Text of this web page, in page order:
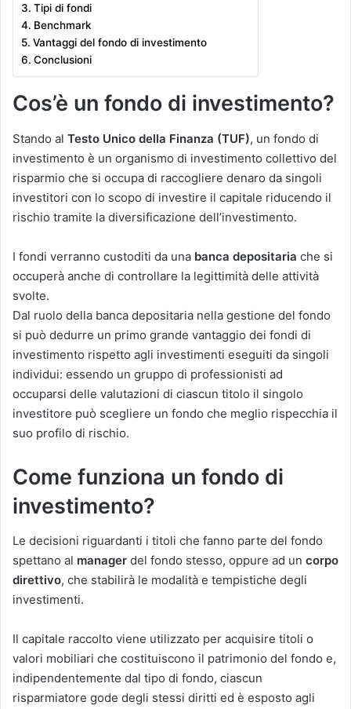
Tipi di fondi
Benchmark
Vantaggi del fondo di investimento
Conclusioni
Cos’è un fondo di investimento?
Stando al Testo Unico della Finanza (TUF), un fondo di
investimento è un organismo di investimento collettivo del
risparmio che si occupa di raccogliere denaro da singoli
investitori con lo scopo di investire il capitale riducendo il
rischio tramite la diversificazione dell’investimento.
I fondi verranno custoditi da una banca depositaria che si
occuperà anche di controllare la legittimità delle attività
svolte.
Dal ruolo della banca depositaria nella gestione del fondo
si può dedurre un primo grande vantaggio dei fondi di
investimento rispetto agli investimenti eseguiti da singoli
individui: essendo un gruppo di professionisti ad
occuparsi delle valutazioni di ciascun titolo il singolo
investitore può scegliere un fondo che meglio rispecchia il
suo profilo di rischio.
Come funziona un fondo di
investimento?
Le decisioni riguardanti i titoli che fanno parte del fondo
spettano al manager del fondo stesso, oppure ad un corpo
direttivo, che stabilirà le modalità e tempistiche degli
investimenti.
Il capitale raccolto viene utilizzato per acquisire titoli o
valori mobiliari che costituiscono il patrimonio del fondo e,
indipendentemente dal tipo di fondo, ciascun
risparmiatore gode degli stessi diritti ed è esposto agli